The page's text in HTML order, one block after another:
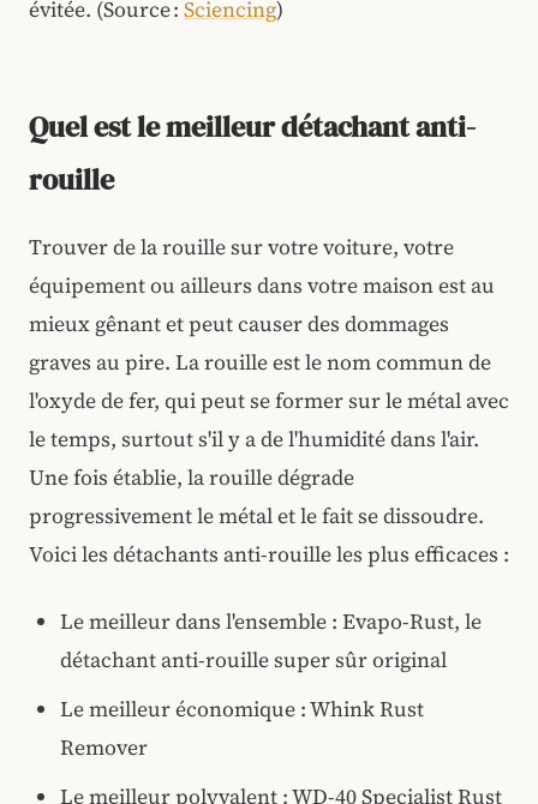
évitée. (Source : Sciencing)
Quel est le meilleur détachant anti-
rouille
Trouver de la rouille sur votre voiture, votre
équipement ou ailleurs dans votre maison est au
mieux gênant et peut causer des dommages
graves au pire. La rouille est le nom commun de
l'oxyde de fer, qui peut se former sur le métal avec
le temps, surtout s'il y a de l'humidité dans l'air.
Une fois établie, la rouille dégrade
progressivement le métal et le fait se dissoudre.
Voici les détachants anti-rouille les plus efficaces :
Le meilleur dans l'ensemble : Evapo-Rust, le
détachant anti-rouille super sûr original
Le meilleur économique : Whink Rust
Remover
Le meilleur polyvalent : WD-40 Specialist Rust